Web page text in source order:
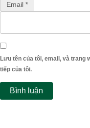
Email *
Lưu tên của tôi, email, và trang
tiếp của tôi.